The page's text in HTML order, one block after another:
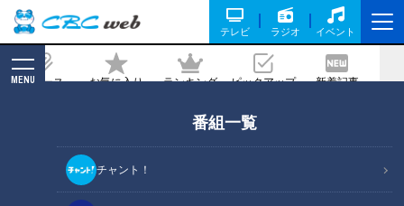
テレビ ラジオ イベント
ニュース お気に入り ランキング ピックアップ 新着記事
MENU
番組一覧
チャント！
5！ステイホームでお役立ち&うまさにノ
ックアウト！